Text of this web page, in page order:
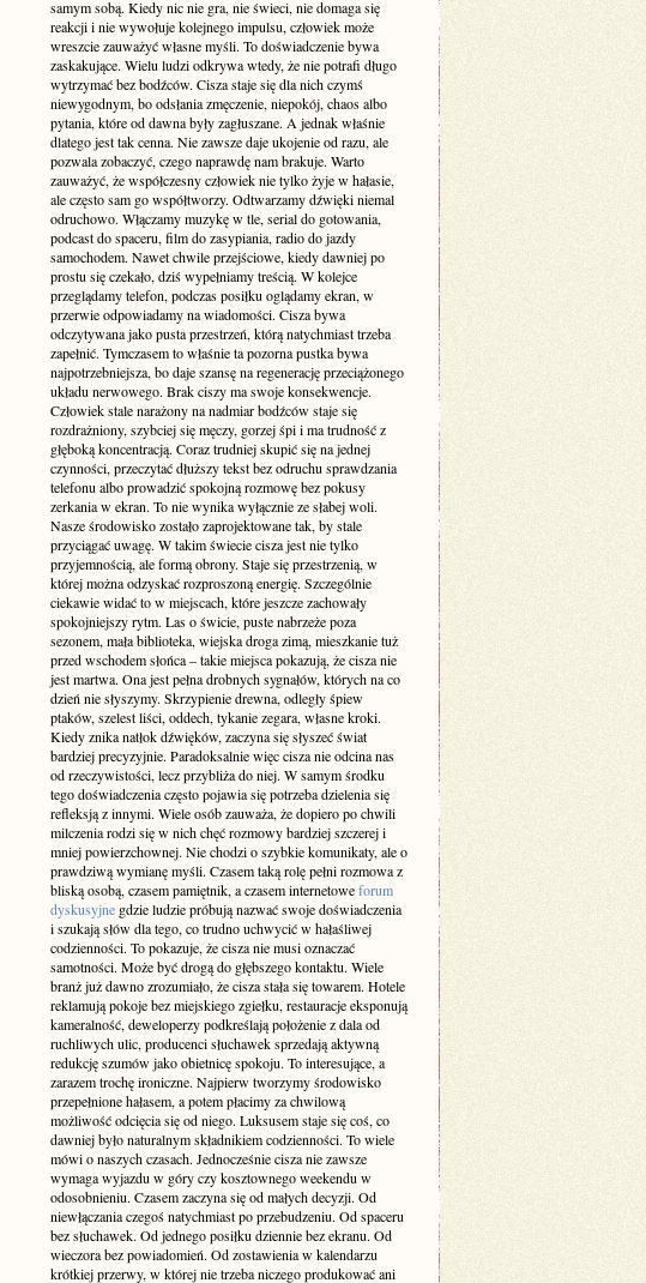
samym sobą. Kiedy nic nie gra, nie świeci, nie domaga się
reakcji i nie wywołuje kolejnego impulsu, człowiek może
wreszcie zauważyć własne myśli. To doświadczenie bywa
zaskakujące. Wielu ludzi odkrywa wtedy, że nie potrafi długo
wytrzymać bez bodźców. Cisza staje się dla nich czymś
niewygodnym, bo odsłania zmęczenie, niepokój, chaos albo
pytania, które od dawna były zagłuszane. A jednak właśnie
dlatego jest tak cenna. Nie zawsze daje ukojenie od razu, ale
pozwala zobaczyć, czego naprawdę nam brakuje. Warto
zauważyć, że współczesny człowiek nie tylko żyje w hałasie,
ale często sam go współtworzy. Odtwarzamy dźwięki niemal
odruchowo. Włączamy muzykę w tle, serial do gotowania,
podcast do spaceru, film do zasypiania, radio do jazdy
samochodem. Nawet chwile przejściowe, kiedy dawniej po
prostu się czekało, dziś wypełniamy treścią. W kolejce
przeglądamy telefon, podczas posiłku oglądamy ekran, w
przerwie odpowiadamy na wiadomości. Cisza bywa
odczytywana jako pusta przestrzeń, którą natychmiast trzeba
zapełnić. Tymczasem to właśnie ta pozorna pustka bywa
najpotrzebniejsza, bo daje szansę na regenerację przeciążonego
układu nerwowego. Brak ciszy ma swoje konsekwencje.
Człowiek stale narażony na nadmiar bodźców staje się
rozdrażniony, szybciej się męczy, gorzej śpi i ma trudność z
głęboką koncentracją. Coraz trudniej skupić się na jednej
czynności, przeczytać dłuższy tekst bez odruchu sprawdzania
telefonu albo prowadzić spokojną rozmowę bez pokusy
zerkania w ekran. To nie wynika wyłącznie ze słabej woli.
Nasze środowisko zostało zaprojektowane tak, by stale
przyciągać uwagę. W takim świecie cisza jest nie tylko
przyjemnością, ale formą obrony. Staje się przestrzenią, w
której można odzyskać rozproszoną energię. Szczególnie
ciekawie widać to w miejscach, które jeszcze zachowały
spokojniejszy rytm. Las o świcie, puste nabrzeże poza
sezonem, mała biblioteka, wiejska droga zimą, mieszkanie tuż
przed wschodem słońca – takie miejsca pokazują, że cisza nie
jest martwa. Ona jest pełna drobnych sygnałów, których na co
dzień nie słyszymy. Skrzypienie drewna, odległy śpiew
ptaków, szelest liści, oddech, tykanie zegara, własne kroki.
Kiedy znika natłok dźwięków, zaczyna się słyszeć świat
bardziej precyzyjnie. Paradoksalnie więc cisza nie odcina nas
od rzeczywistości, lecz przybliża do niej. W samym środku
tego doświadczenia często pojawia się potrzeba dzielenia się
refleksją z innymi. Wiele osób zauważa, że dopiero po chwili
milczenia rodzi się w nich chęć rozmowy bardziej szczerej i
mniej powierzchownej. Nie chodzi o szybkie komunikaty, ale o
prawdziwą wymianę myśli. Czasem taką rolę pełni rozmowa z
bliską osobą, czasem pamiętnik, a czasem internetoweforum
dyskusyjne gdzie ludzie próbują nazwać swoje doświadczenia
i szukają słów dla tego, co trudno uchwycić w hałaśliwej
codzienności. To pokazuje, że cisza nie musi oznaczać
samotności. Może być drogą do głębszego kontaktu. Wiele
branż już dawno zrozumiało, że cisza stała się towarem. Hotele
reklamują pokoje bez miejskiego zgiełku, restauracje eksponują
kameralność, deweloperzy podkreślają położenie z dala od
ruchliwych ulic, producenci słuchawek sprzedają aktywną
redukcję szumów jako obietnicę spokoju. To interesujące, a
zarazem trochę ironiczne. Najpierw tworzymy środowisko
przepełnione hałasem, a potem płacimy za chwilową
możliwość odcięcia się od niego. Luksusem staje się coś, co
dawniej było naturalnym składnikiem codzienności. To wiele
mówi o naszych czasach. Jednocześnie cisza nie zawsze
wymaga wyjazdu w góry czy kosztownego weekendu w
odosobnieniu. Czasem zaczyna się od małych decyzji. Od
niewłączania czegoś natychmiast po przebudzeniu. Od spaceru
bez słuchawek. Od jednego posiłku dziennie bez ekranu. Od
wieczora bez powiadomień. Od zostawienia w kalendarzu
krótkiej przerwy, w której nie trzeba niczego produkować ani